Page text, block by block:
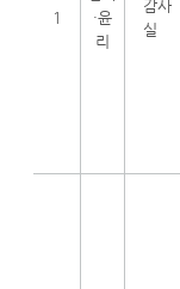
1
·윤
리
감사
실